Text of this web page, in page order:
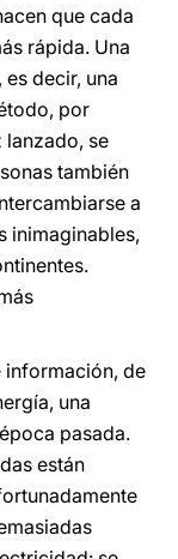
que cada
rápida. Una
decir, una
por
lanzado, se
también
a
inimaginables,
información, de
una
pasada.
están